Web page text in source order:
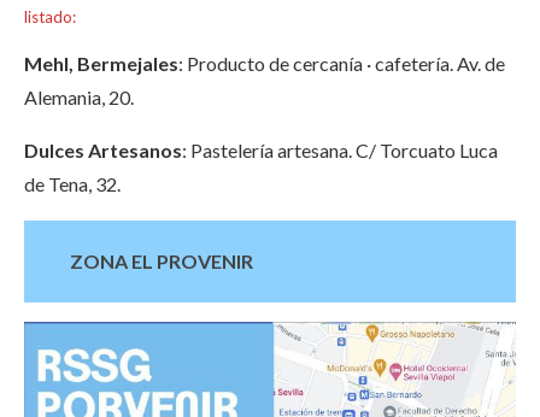
listado:
Mehl, Bermejales: Producto de cercanía · cafetería. Av. de
Alemania, 20.
Dulces Artesanos: Pastelería artesana. C/ Torcuato Luca
de Tena, 32.
ZONA EL PROVENIR